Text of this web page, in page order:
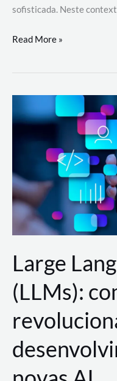
sofisticada. Neste
Por
migrar
de
a
AWS?
Read More »
Large
(LLMs):